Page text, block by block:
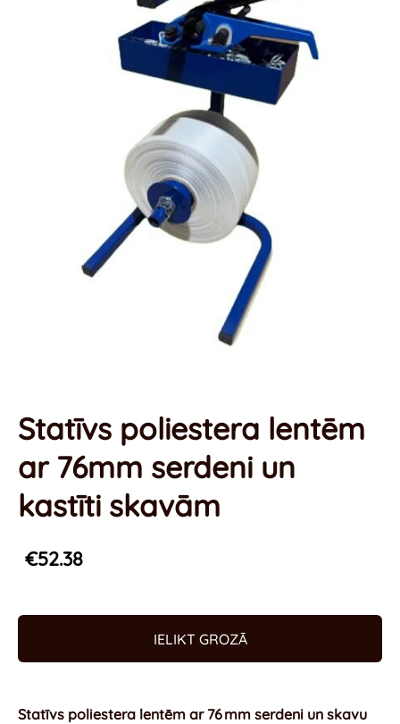
Statīvs poliestera lentēm
ar 76mm serdeni un
kastīti skavām
€52.38
IELIKT GROZĀ
Statīvs poliestera lentēm ar 76 mm serdeni un skavu